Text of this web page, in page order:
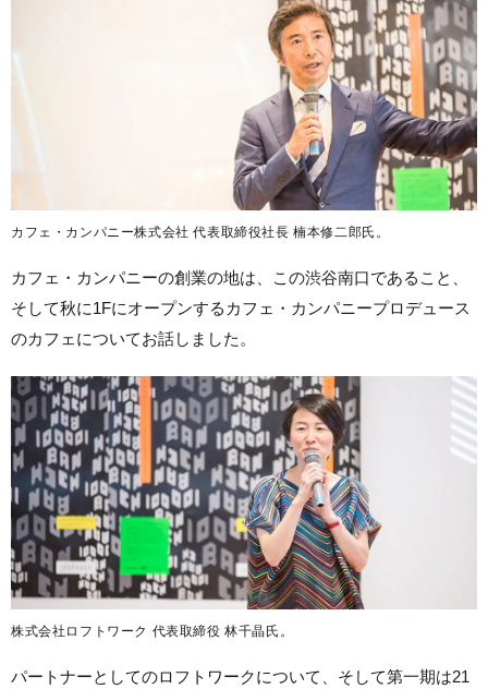
カフェ・カンパニー株式会社 代表取締役社長 楠本修二郎氏。
カフェ・カンパニーの創業の地は、この渋谷南口であること、
そして秋に1Fにオープンするカフェ・カンパニープロデュース
のカフェについてお話しました。
株式会社ロフトワーク 代表取締役 林千晶氏。
パートナーとしてのロフトワークについて、そして第一期は21